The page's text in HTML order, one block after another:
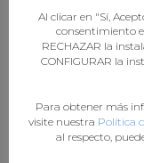
Al clicar en "Sí,
consentimiento
RECHAZAR la
CONFIGURAR la
Para obtener más
visite nuestra Política
al respecto,